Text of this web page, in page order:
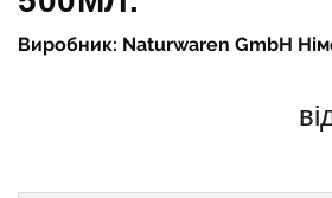
Виробник: Naturwaren GmbH